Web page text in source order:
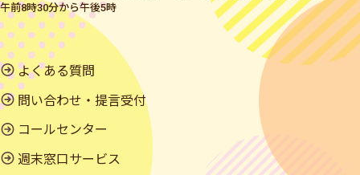
午前8時30分から午後5時
よくある質問
問い合わせ・提言受付
コールセンター
週末窓口サービス